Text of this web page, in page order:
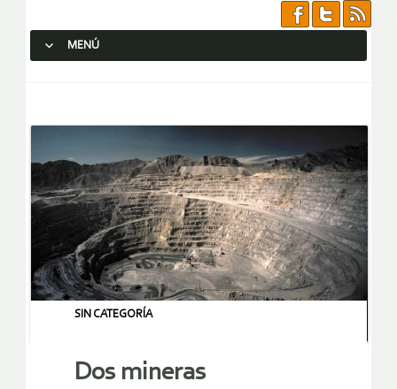
MENÚ
SIN CATEGORÍA
Dos mineras